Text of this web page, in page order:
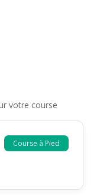
votre course
Course à Pied